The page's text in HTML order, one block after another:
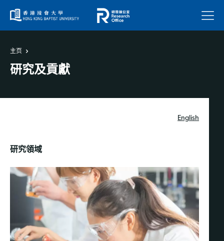
菜单
主页
研究及貢獻
English
研究領域